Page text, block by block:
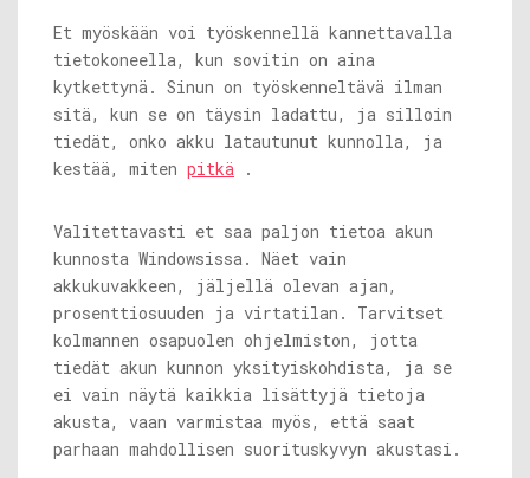
Et myöskään voi työskennellä kannettavalla
tietokoneella, kun sovitin on aina
kytkettynä. Sinun on työskenneltävä ilman
sitä, kun se on täysin ladattu, ja silloin
tiedät, onko akku latautunut kunnolla, ja
kestää, miten pitkä .
Valitettavasti et saa paljon tietoa akun
kunnosta Windowsissa. Näet vain
akkukuvakkeen, jäljellä olevan ajan,
prosenttiosuuden ja virtatilan. Tarvitset
kolmannen osapuolen ohjelmiston, jotta
tiedät akun kunnon yksityiskohdista, ja se
ei vain näytä kaikkia lisättyjä tietoja
akusta, vaan varmistaa myös, että saat
parhaan mahdollisen suorituskyvyn akustasi.